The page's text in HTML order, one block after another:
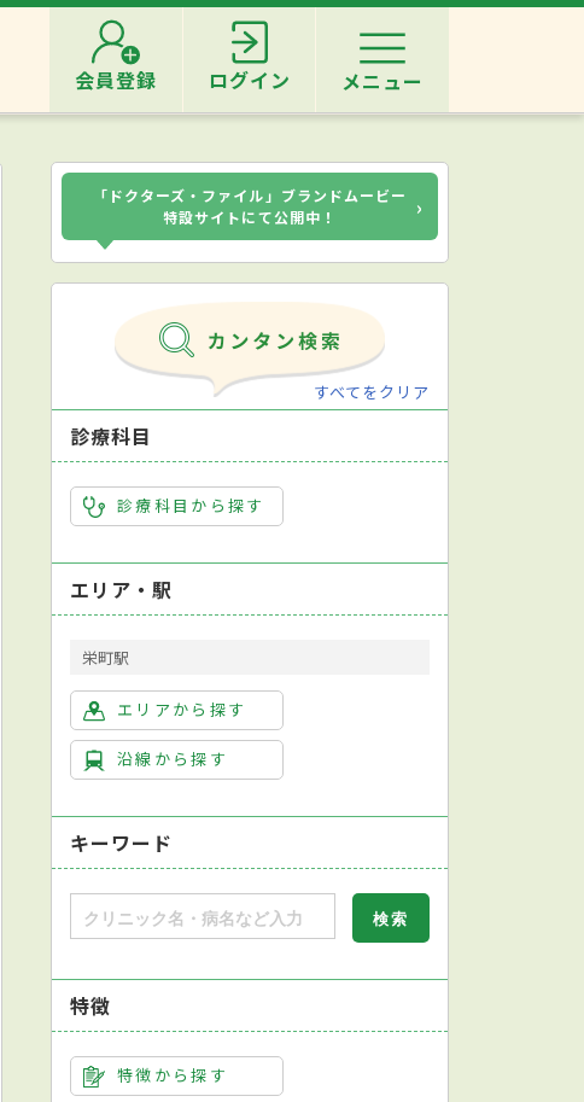
会員登録 ログイン メニュー
「ドクターズ・ファイル」ブランドムービー
特設サイトにて公開中！
›
すべてをクリア
診療科目
診療科目から探す
エリア・駅
栄町駅
エリアから探す
沿線から探す
キーワード
特徴
特徴から探す